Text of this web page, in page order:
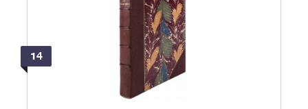
14